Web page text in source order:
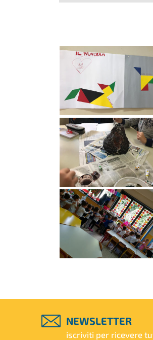
NEWSLETTER
iscriviti per ricevere